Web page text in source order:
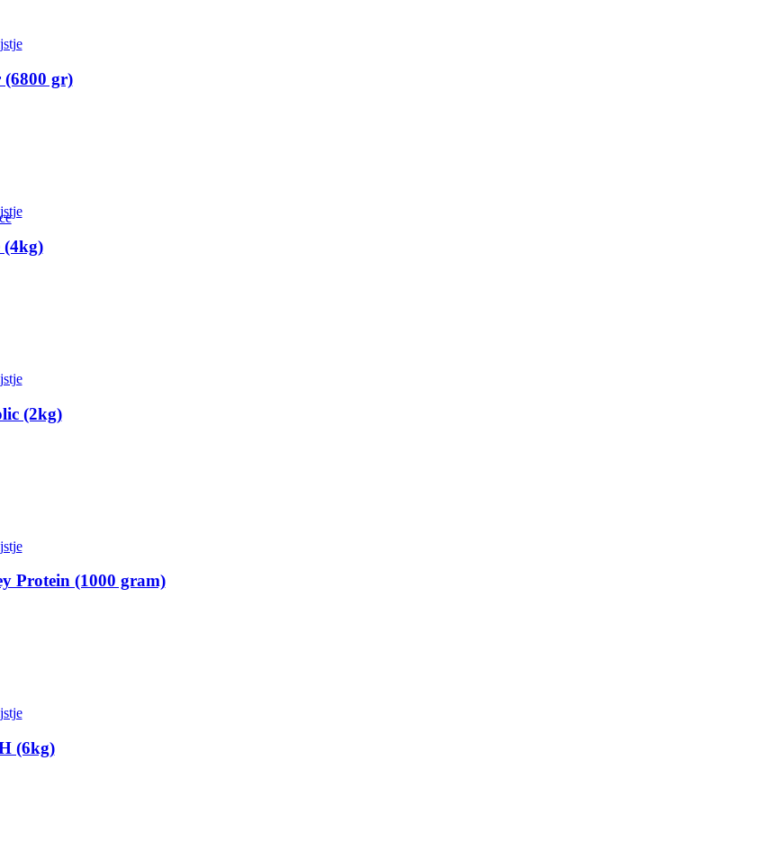
(6800 gr)
(4kg)
(2kg)
Protein (1000 gram)
heeft meerdere variaties. Deze optie kan gekozen worden op de productpagina
(6kg)